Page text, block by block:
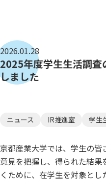
2026.01.28
2025年度学生生活調
しました
ニュース IR推進室 学生
京都産業大学では、学生の
意見を把握し、得られた結
くために、在学生を対象とし